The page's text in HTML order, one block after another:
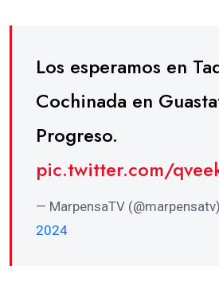
Los esperamos en
Cochinada en
Progreso.
pic.twitter.com/
— MarpensaTV (@marpensatv)
2024